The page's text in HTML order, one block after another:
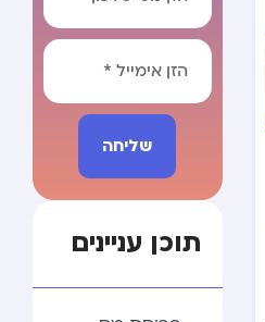
שליחה
Alternative:
תוכן עניינים